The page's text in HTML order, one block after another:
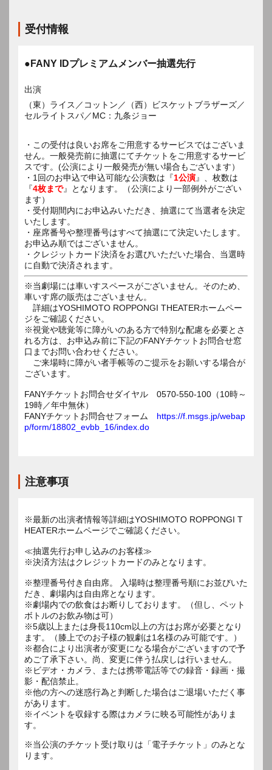
受付情報
●FANY IDプレミアムメンバー抽選先行
出演
（東）ライス／コットン／（西）ビスケットブラザーズ／
セルライトスパ／MC：九条ジョー
・この受付は良いお席をご用意するサービスではございま
せん。一般発売前に抽選にてチケットをご用意するサービ
スです。(公演により一般発売が無い場合もございます）
・1回のお申込で申込可能な公演数は『1公演』、枚数は
『4枚まで』となります。（公演により一部例外がござい
ます）
・受付期間内にお申込みいただき、抽選にて当選者を決定
いたします。
・座席番号や整理番号はすべて抽選にて決定いたします。
お申込み順ではございません。
・クレジットカード決済をお選びいただいた場合、当選時
に自動で決済されます。
※当劇場には車いすスペースがございません。そのため、
車いす席の販売はございません。
詳細はYOSHIMOTO ROPPONGI THEATERホームペー
ジをご確認ください。
※視覚や聴覚等に障がいのある方で特別な配慮を必要とさ
れる方は、お申込み前に下記のFANYチケットお問合せ窓
口までお問い合わせください。
ご来場時に障がい者手帳等のご提示をお願いする場合が
ございます。
FANYチケットお問合せダイヤル 0570-550-100（10時～
19時／年中無休）
FANYチケットお問合せフォーム https://f.msgs.jp/webap
p/form/18802_evbb_16/index.do
注意事項
※最新の出演者情報等詳細はYOSHIMOTO ROPPONGI T
HEATERホームページでご確認ください。
≪抽選先行お申し込みのお客様≫
※決済方法はクレジットカードのみとなります。
※整理番号付き自由席。 入場時は整理番号順にお並びいた
だき、劇場内は自由席となります。
※劇場内での飲食はお断りしております。（但し、ペット
ボトルのお飲み物は可）
※5歳以上または身長110cm以上の方はお席が必要となり
ます。（膝上でのお子様の観劇は1名様のみ可能です。）
※都合により出演者が変更になる場合がございますので予
めご了承下さい。尚、変更に伴う払戻しは行いません。
※ビデオ・カメラ、または携帯電話等での録音・録画・撮
影・配信禁止。
※他の方への迷惑行為と判断した場合はご退場いただく事
があります。
※イベントを収録する際はカメラに映る可能性がありま
す。
※当公演のチケット受け取りは「電子チケット」のみとな
ります。